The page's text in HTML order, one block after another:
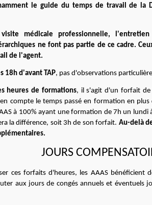
le guide du temps de travail de la
médicale professionnelle,
ne font pas partie de ce cadre.
de l'agent.
18h d'avant TAP, pas d'observations
heures de formations, il s'agit d'un forfait de
compte le temps passé en formation en
à 100% ayant une formation de 7h un lundi
la différence, soit 3h de son forfait. Au-delà
JOURS
ces forfaits d'heures, les AAAS bénéficient
aux jours de congés annuels et éventuels